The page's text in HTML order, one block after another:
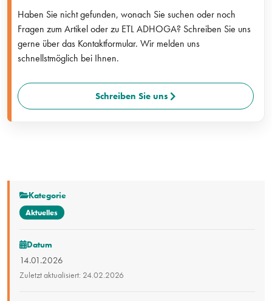
Kategorie
Aktuelles
Datum
14.01.2026
Zuletzt aktualisiert: 24.02.2026
Haben Sie nicht gefunden, wonach Sie suchen oder noch
Fragen zum Artikel oder zu ETL ADHOGA? Schreiben Sie uns
gerne über das Kontaktformular. Wir melden uns
schnellstmöglich bei Ihnen.
Schreiben Sie uns